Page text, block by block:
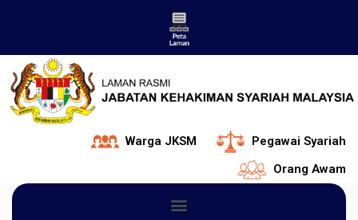
Warga JKSM
Pegawai Syariah
Orang Awam